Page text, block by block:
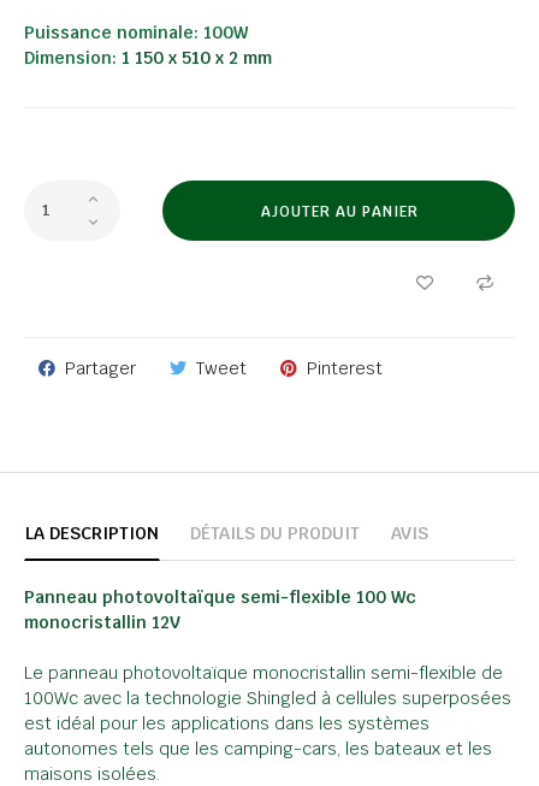
Puissance nominale: 100W
Dimension: 1 150 x 510 x 2 mm
AJOUTER AU PANIER
Partager Tweet Pinterest
LA DESCRIPTION DÉTAILS DU PRODUIT AVIS
Panneau photovoltaïque semi-flexible 100 Wc
monocristallin 12V
Le panneau photovoltaïque monocristallin semi-flexible de
100Wc avec la technologie Shingled à cellules superposées
est idéal pour les applications dans les systèmes
autonomes tels que les camping-cars, les bateaux et les
maisons isolées.